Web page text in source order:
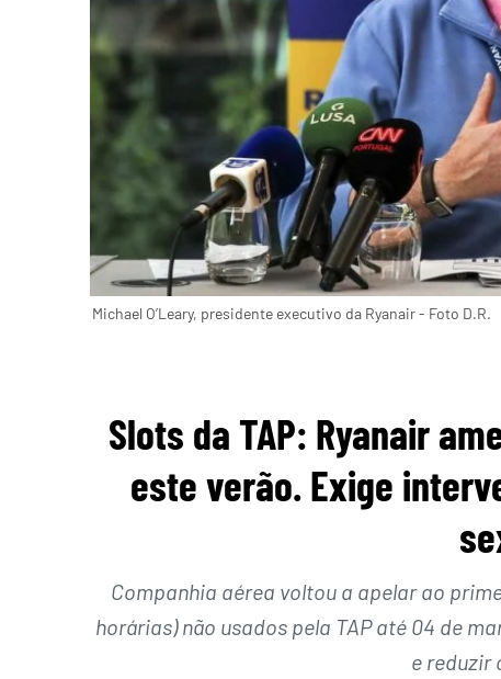
Michael O’Leary, presidente executivo da Ryanair - Foto D.R.
Slots da TAP: Ryanair
este verão. Exige
Companhia aérea voltou a apelar ao
horárias) não usados pela TAP até 04 de
e reduzir